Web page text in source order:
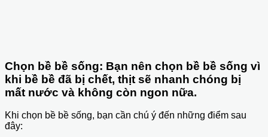
Chọn bề bề sống: Bạn nên chọn bề bề sống vì
khi bề bề đã bị chết, thịt sẽ nhanh chóng bị
mất nước và không còn ngon nữa.
Khi chọn bề bề sống, bạn cần chú ý đến những điểm sau
đây: